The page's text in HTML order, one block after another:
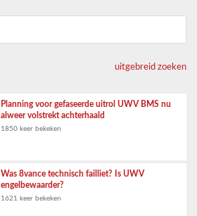
uitgebreid zoeken
Planning voor gefaseerde uitrol UWV BMS nu
alweer volstrekt achterhaald
1850 keer bekeken
Was 8vance technisch failliet? Is UWV
engelbewaarder?
1621 keer bekeken